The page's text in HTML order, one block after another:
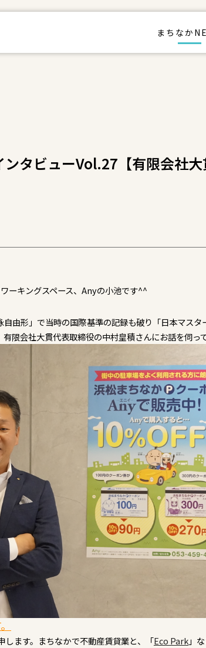
まちなか
タビューVol.27【有限会社
ーキングスペース、Anyの小池です^^
由形」で当時の国際基準の記録も破り「日本マスタ
限会社大貫代表取締役の中村皇積さんにお話を伺っ
ます。まちなかで不動産賃貸業と、「Eco Park」